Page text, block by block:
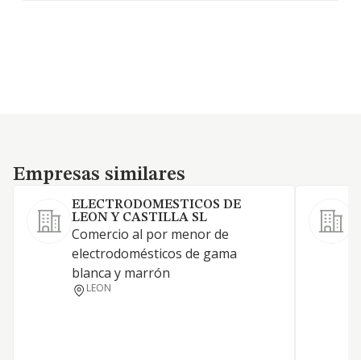
Empresas similares
Empresas similares
ELECTRODOMESTICOS DE
LEON Y CASTILLA SL
Comercio al por menor de
electrodomésticos de gama
blanca y marrón
LEON